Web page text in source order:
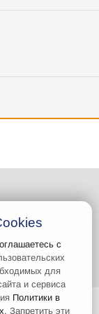
и не является
с
для
и сервиса
Политики в
. Запретить эти